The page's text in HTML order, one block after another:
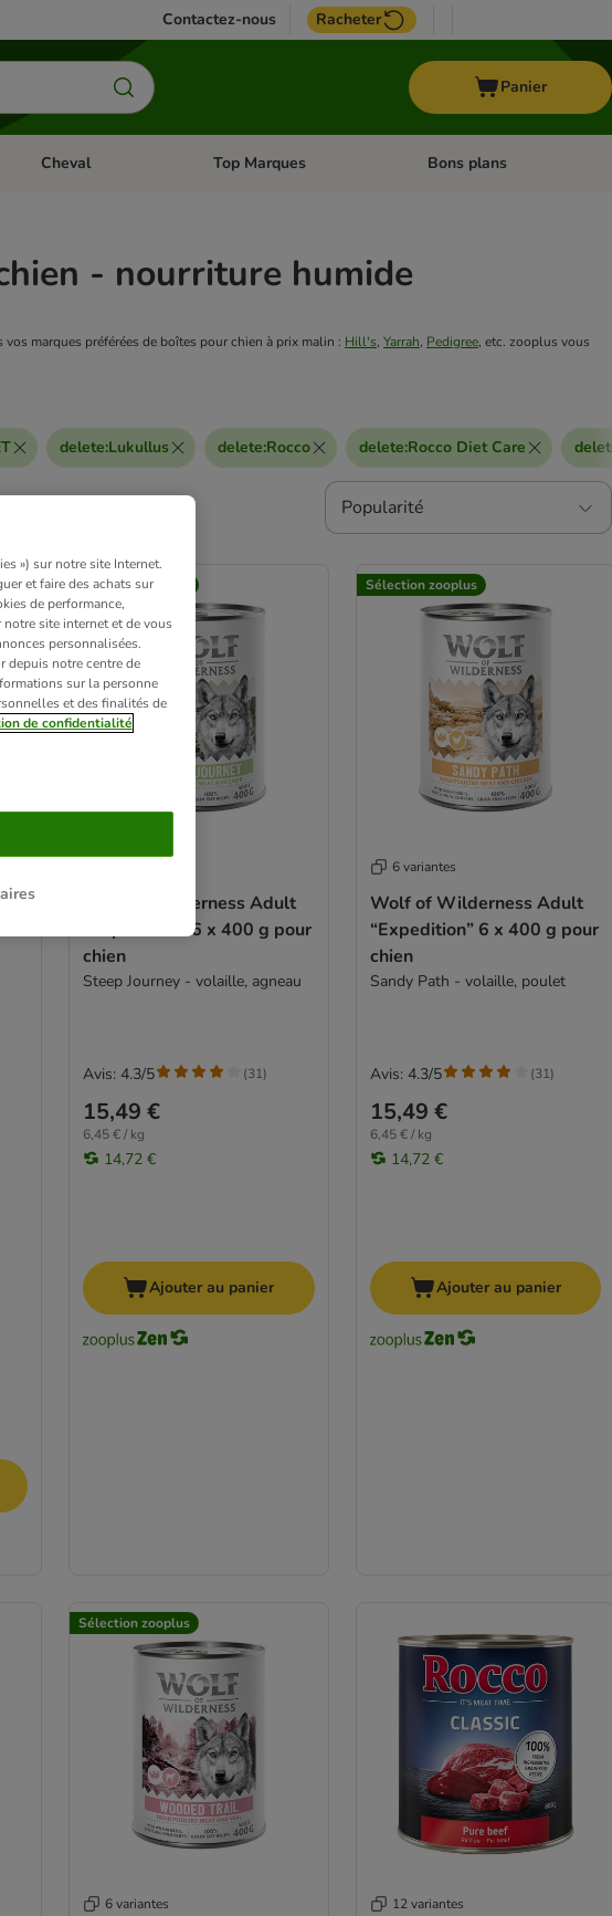
Contactez-nous Racheter
Panier
Poisson
Dérouler les catégories: Oiseau
Cheval Dérouler les catégories: Cheval
Top Marques Dérouler les catégories: Top
Bons plans
- nourriture humide
marques préférées de boîtes pour chien à prix malin : Hill's, Yarrah, Pedigree, etc. zooplus vous
delete:Lukullus delete:Rocco delete:Rocco Diet Care
Popularité
-
Sélection zooplus
Wolf of Wilderness Adult
“Expedition” 6 x 400 g pour
chien
Steep Journey - volaille, agneau
15,49 €
6,45 € / kg
14,72 €
Avis: 4.3/5 (31)
Ajouter au panier
Sélection zooplus
6 variantes
Wolf of Wilderness Adult
“Expedition” 6 x 400 g pour
chien
Sandy Path - volaille, poulet
15,49 €
6,45 € / kg
14,72 €
Avis: 4.3/5 (31)
Ajouter au panier
Sélection zooplus
6 variantes 12 variantes
») sur notre site Internet.
et faire des achats sur
de performance,
site internet et de vous
personnalisées.
depuis notre centre de
sur la personne
et des finalités de
de confidentialité